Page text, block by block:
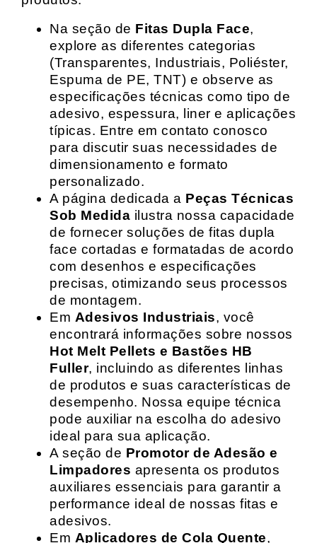
Na seção de Fitas Dupla Face,
explore as diferentes categorias
(Transparentes, Industriais, Poliéster,
Espuma de PE, TNT) e observe as
especificações técnicas como tipo de
adesivo, espessura, liner e aplicações
típicas. Entre em contato conosco
para discutir suas necessidades de
dimensionamento e formato
personalizado.
A página dedicada a Peças Técnicas
Sob Medida ilustra nossa capacidade
de fornecer soluções de fitas dupla
face cortadas e formatadas de acordo
com desenhos e especificações
precisas, otimizando seus processos
de montagem.
Em Adesivos Industriais, você
encontrará informações sobre nossos
Hot Melt Pellets e Bastões HB
Fuller, incluindo as diferentes linhas
de produtos e suas características de
desempenho. Nossa equipe técnica
pode auxiliar na escolha do adesivo
ideal para sua aplicação.
A seção de Promotor de Adesão e
Limpadores apresenta os produtos
auxiliares essenciais para garantir a
performance ideal de nossas fitas e
adesivos.
Em Aplicadores de Cola Quente,